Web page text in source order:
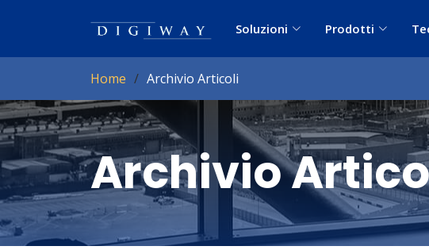
Soluzioni Prodotti
Home Archivio Articoli
Archivio